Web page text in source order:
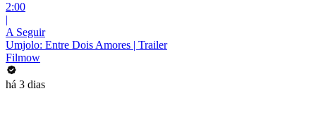
2:00
|
A Seguir
Umjolo: Entre Dois Amores | Trailer
Filmow
há 3 dias